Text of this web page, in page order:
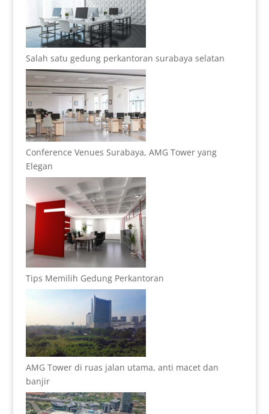
Salah satu gedung perkantoran surabaya selatan
Conference Venues Surabaya, AMG Tower yang
Elegan
Tips Memilih Gedung Perkantoran
AMG Tower di ruas jalan utama, anti macet dan
banjir